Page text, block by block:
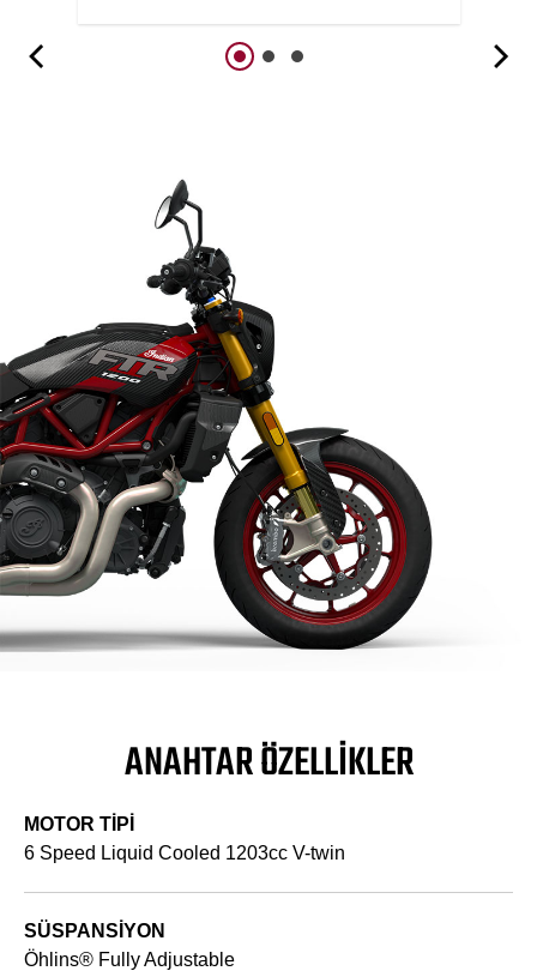
ANAHTAR ÖZELLIKLER
MOTOR TIPI
6 Speed Liquid Cooled 1203cc V-twin
SÜSPANSIYON
Öhlins® Fully Adjustable